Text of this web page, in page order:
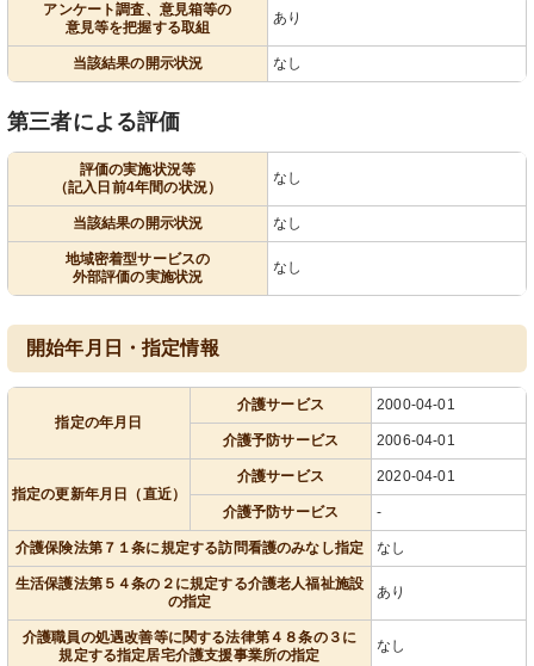
アンケート調査、意見箱等の
意見等を把握する取組
あり
当該結果の開示状況 なし
第三者による評価
評価の実施状況等
（記入日前4年間の状況）
なし
当該結果の開示状況 なし
地域密着型サービスの
外部評価の実施状況
なし
開始年月日・指定情報
指定の年月日
介護サービス 2000-04-01
介護予防サービス 2006-04-01
指定の更新年月日（直近）
介護サービス 2020-04-01
介護予防サービス -
介護保険法第７１条に規定する訪問看護のみなし指定 なし
生活保護法第５４条の２に規定する介護老人福祉施設
の指定
あり
介護職員の処遇改善等に関する法律第４８条の３に
規定する指定居宅介護支援事業所の指定
なし